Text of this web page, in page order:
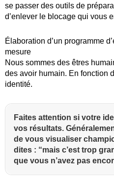
se passer des outils de
d’enlever le blocage qui vous
Élaboration d’un programme
mesure
Nous sommes des êtres
des avoir humain. En fonction
identité.
Faites attention si votre
vos résultats.
de vous visualiser
dites : “mais c’est trop
que vous n’avez pas